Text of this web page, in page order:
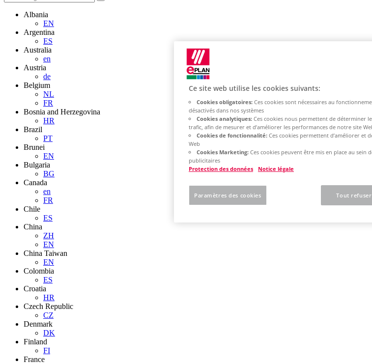
Albania
EN
Argentina
ES
Australia
en
Austria
de
Belgium
NL
FR
Bosnia and Herzegovina
HR
Brazil
PT
Brunei
EN
Bulgaria
BG
Canada
en
FR
Chile
ES
China
ZH
EN
China Taiwan
EN
Colombia
ES
Croatia
HR
Czech Republic
CZ
Denmark
DK
Finland
FI
France
Ce site web utilise les cookies suivants:
Cookies obligatoires: Ces cookies sont nécessaires au
désactivés dans nos systèmes
Cookies analytiques: Ces cookies nous permettent de déterminer
trafic, afin de mesurer et d’améliorer les performances de notre site
Cookies de fonctionnalité: Ces cookies permettent d’améliorer et
Web
Cookies Marketing: Ces cookies peuvent être mis en place au sein
publicitaires
Protection des données
Notice légale
Tout refuser
Paramètres des cookies